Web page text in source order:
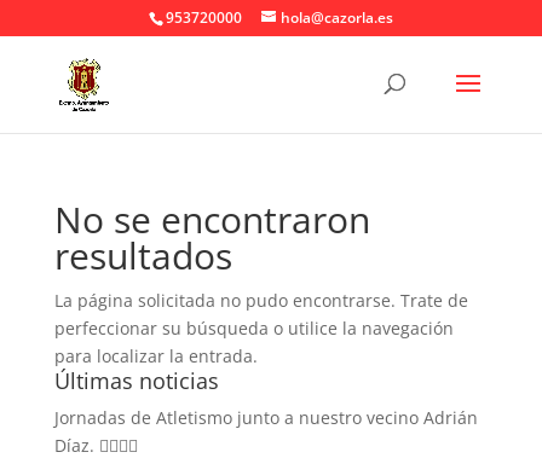
953720000 hola@cazorla.es
No se encontraron
resultados
La página solicitada no pudo encontrarse. Trate de
perfeccionar su búsqueda o utilice la navegación
para localizar la entrada.
Últimas noticias
Jornadas de Atletismo junto a nuestro vecino Adrián
Díaz. 🏃‍♀️🏃‍♂️